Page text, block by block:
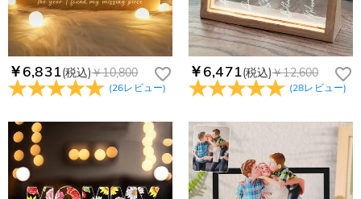
￥6,831(税込)￥10,800
(26レビュー)
￥6,471(税込)￥12,600
(28レビュー)